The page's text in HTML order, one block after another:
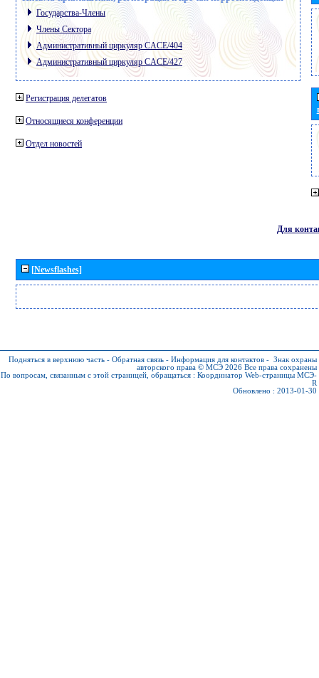
Государства-Члены
Члены Сектора
Административный циркуляр CACE/404
Административный циркуляр CACE/427
Регистрация делегатов
Относящиеся конференции
Отдел новостей
Для
[Newsflashes]
Подняться в верхнюю часть - Обратная связь - Информация для контактов - Знак охраны
авторского права © МСЭ 2026 Все права сохранены
По вопросам, связанным с этой страницей, обращаться : Координатор Web-страницы МСЭ-
R
Обновлено : 2013-01-30